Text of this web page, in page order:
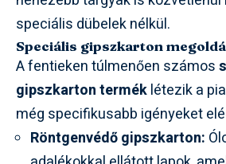
speciális dübelek nélkül.
Speciális gipszkarton
A fentieken túlmenően számos
gipszkarton terméklétezik a
még specifikusabb igényeket
Röntgenvédő gipszkarton: